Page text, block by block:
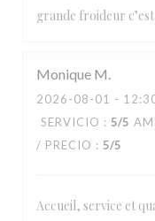
grande froideur
Monique M
2026-08-01 -
SERVICIO : 5/5
/ PRECIO : 5/5
Accueil, service et